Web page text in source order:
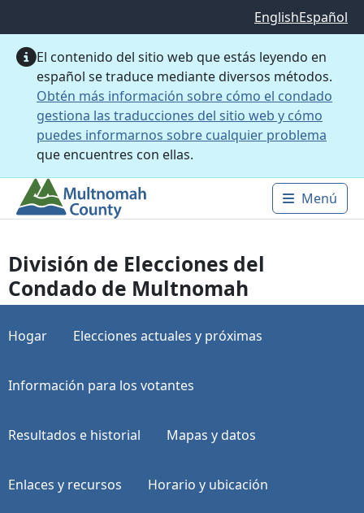
EnglishEspañol
El contenido del sitio web que estás leyendo en
español se traduce mediante diversos métodos.
Obtén más información sobre cómo el condado
gestiona las traducciones del sitio web y cómo
puedes informarnos sobre cualquier problema
que encuentres con ellas.
Main
Menú
División de Elecciones del
Condado de Multnomah
Hogar Elecciones actuales y próximas
Información para los votantes
Resultados e historial Mapas y datos
Enlaces y recursos Horario y ubicación